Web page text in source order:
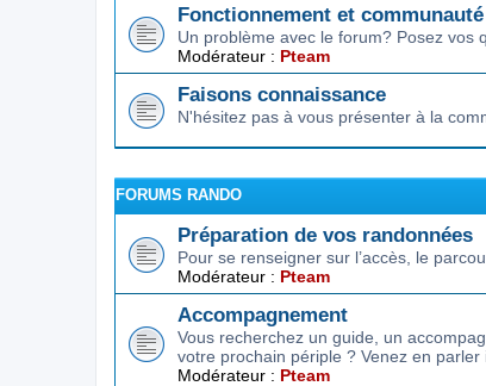
Fonctionnement et communauté
Un problème avec le forum? Posez vos
Modérateur : Pteam
Faisons connaissance
N'hésitez pas à vous présenter à la
FORUMS RANDO
Préparation de vos randonnées
Pour se renseigner sur l’accès, le
Modérateur : Pteam
Accompagnement
Vous recherchez un guide, un
votre prochain périple ? Venez en parler
Modérateur : Pteam